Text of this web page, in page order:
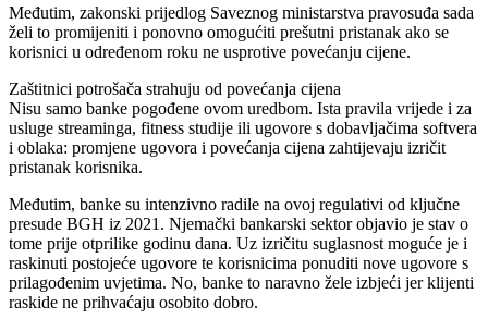
Međutim, zakonski prijedlog Saveznog ministarstva pravosuđa sada
želi to promijeniti i ponovno omogućiti prešutni pristanak ako se
korisnici u određenom roku ne usprotive povećanju cijene.
Zaštitnici potrošača strahuju od povećanja cijena
Nisu samo banke pogođene ovom uredbom. Ista pravila vrijede i za
usluge streaminga, fitness studije ili ugovore s dobavljačima softvera
i oblaka: promjene ugovora i povećanja cijena zahtijevaju izričit
pristanak korisnika.
Međutim, banke su intenzivno radile na ovoj regulativi od ključne
presude BGH iz 2021. Njemački bankarski sektor objavio je stav o
tome prije otprilike godinu dana. Uz izričitu suglasnost moguće je i
raskinuti postojeće ugovore te korisnicima ponuditi nove ugovore s
prilagođenim uvjetima. No, banke to naravno žele izbjeći jer klijenti
raskide ne prihvaćaju osobito dobro.